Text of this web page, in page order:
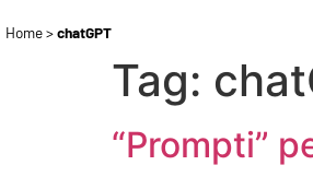
Home>chatGPT
Tag:
“Prompti”